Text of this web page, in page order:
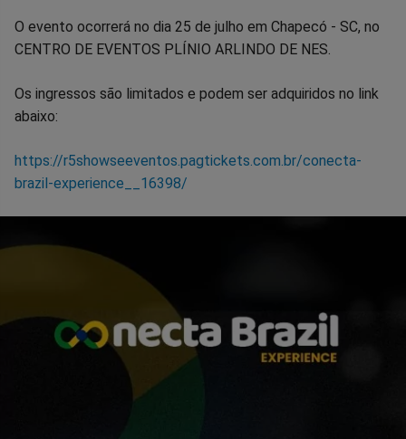
O evento ocorrerá no dia 25 de julho em Chapecó - SC, no
CENTRO DE EVENTOS PLÍNIO ARLINDO DE NES.
Os ingressos são limitados e podem ser adquiridos no link
abaixo:
https://r5showseeventos.pagtickets.com.br/conecta-
brazil-experience__16398/